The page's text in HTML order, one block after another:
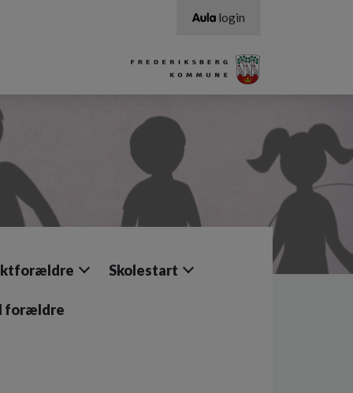
login
Skolestart
forældre